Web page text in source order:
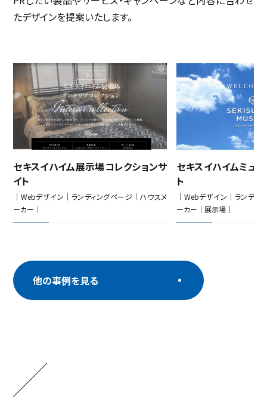
たデザインを提案いたします。
他の事例を見る
セキスイハイム展示場コレクションサ
イト
｜Webデザイン｜ランディングページ｜ハウスメ
ーカー｜
セキスイハイムミュ
ト
｜Webデザイン｜ランディ
ーカー｜展示場｜